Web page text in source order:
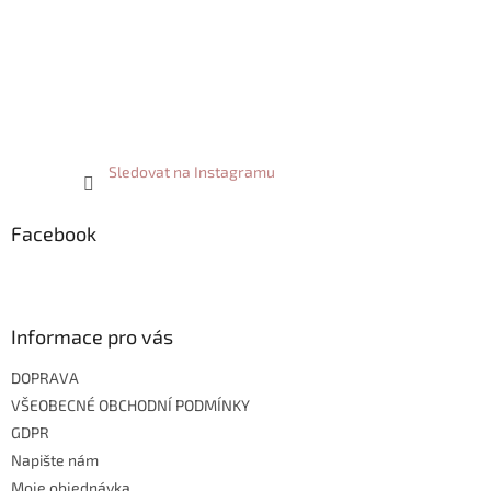
Sledovat na Instagramu
Facebook
Informace pro vás
DOPRAVA
VŠEOBECNÉ OBCHODNÍ PODMÍNKY
GDPR
Napište nám
Moje objednávka